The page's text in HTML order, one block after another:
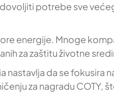
potrebe sve
energije. Mnoge
za zaštitu životne
nastavlja da se fokusira
za nagradu COTY,